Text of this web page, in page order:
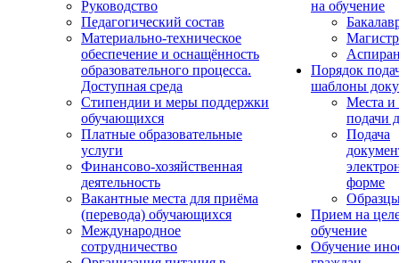
Руководство
Педагогический состав
Материально-техническое
обеспечение и оснащённость
образовательного процесса.
Доступная среда
Стипендии и меры поддержки
обучающихся
Платные образовательные
услуги
Финансово-хозяйственная
деятельность
Вакантные места для приёма
(перевода) обучающихся
Международное
сотрудничество
на обучение
Порядок
шаблоны
Места и
подачи
Подача
форме
Прием на
обучение
Обучение